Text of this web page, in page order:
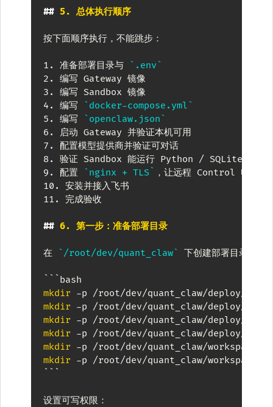
## 5. 总体执行顺序
按下面顺序执行，不能跳步：
1. 准备部署目录与
`.env`
2.
3.
4.
编写
`docker-compose.yml`
5.
编写
`openclaw.json`
6.
7.
8.
9.
配置
`nginx + TLS`
10.
11.
完成验收
## 6. 第一步：准备部署目录
在 `/root/dev/quant_claw` 下创建部署目录：
``` bash
mkdir
mkdir
mkdir
mkdir
mkdir
mkdir -p /root/dev/quant_claw/workspace/
```
设置可写权限：